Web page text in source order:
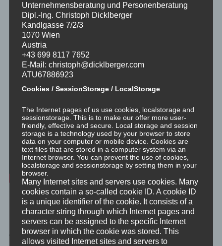
Hier erkläre ich noch mal kurz ganz umgangssprachlich und von
Mensch zu Mensch was zu tun ist, um die Emotionen der
Meditationsserie “Emotionale Kompetenz” gut, erfolgreich und
wie beschrieben zu erledigen.
Unternehmensberatung und Personenberatung
Dipl.-Ing. Christoph Dicklberger
Kandlgasse 7/2/3
1070 Wien
Austria
+43 699 8117 7652
E-Mail: christoph@dicklberger.com
ATU67886923
Cookies / SessionStorage / LocalStorage
The Internet pages of us use cookies, localstorage and
sessionstorage. This is to make our offer more user-
friendly, effective and secure. Local storage and session
storage is a technology used by your browser to store
data on your computer or mobile device. Cookies are
text files that are stored in a computer system via an
Internet browser. You can prevent the use of cookies,
localstorage and sessionstorage by setting them in your
browser.
Many Internet sites and servers use cookies. Many
cookies contain a so-called cookie ID. A cookie ID
is a unique identifier of the cookie. It consists of a
character string through which Internet pages and
servers can be assigned to the specific Internet
browser in which the cookie was stored. This
allows visited Internet sites and servers to